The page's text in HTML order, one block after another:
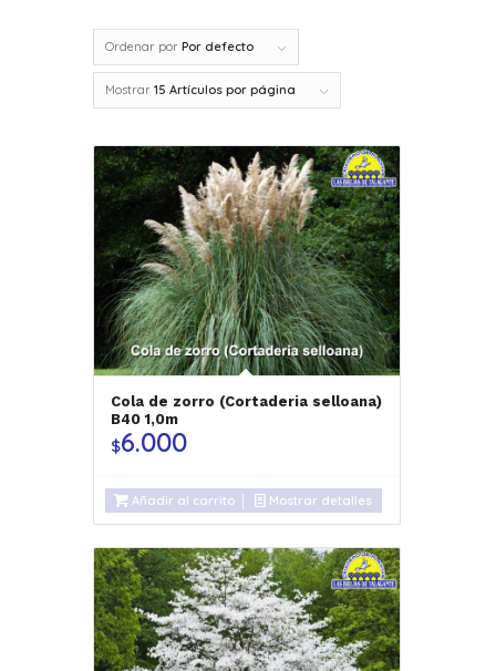
Ordenar por Por defecto
Mostrar 15 Artículos por página
Cola de zorro (Cortaderia selloana)
B40 1,0m
$6.000
Añadir al carrito Mostrar detalles